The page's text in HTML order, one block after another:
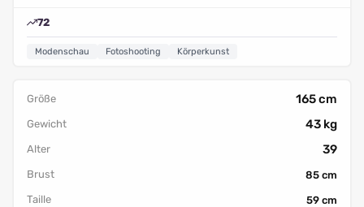
72
Modenschau Fotoshooting Körperkunst
Größe 165 cm
Gewicht 43 kg
Alter 39
Brust
85 cm
Taille
59 cm